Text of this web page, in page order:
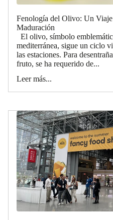
Fenología del Olivo: Un Viaje
Maduración
El olivo, símbolo
mediterránea, sigue un ciclo
las estaciones. Para
fruto, se ha requerido de...
Leer más...